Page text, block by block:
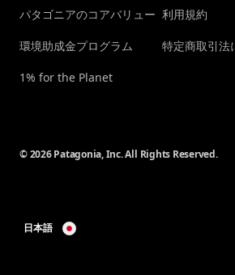
パタゴニアのコアバリュー
環境助成金プログラム
1% for the Planet
利用規約
特定商取引法
© 2026 Patagonia, Inc. All Rights Reserved.
日本語